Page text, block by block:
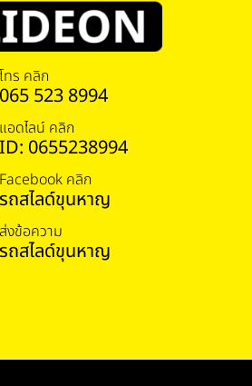
โทร คลิก
065 523 8994
แอดไลน์ คลิก
ID: 0655238994
Facebook คลิก
รถสไลด์ขุนหาญ
ส่งข้อความ
รถสไลด์ขุนหาญ